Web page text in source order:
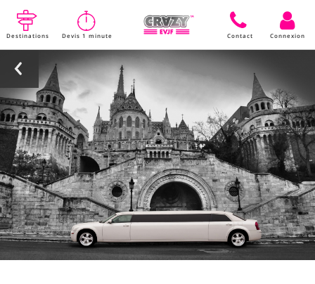
Destinations Devis 1 minute Contact Connexion